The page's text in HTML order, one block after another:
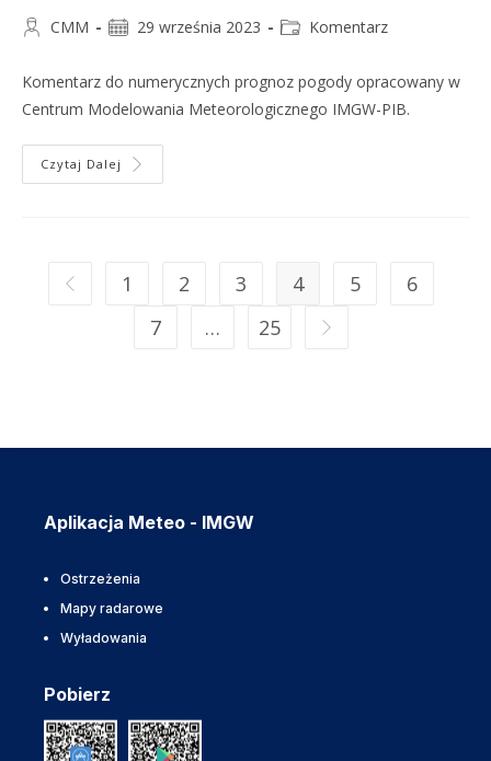
CMM 29 września 2023 Komentarz
Komentarz do numerycznych prognoz pogody opracowany w
Centrum Modelowania Meteorologicznego IMGW-PIB.
Czytaj Dalej
1 2 3 4 5
6
7
… 25
Aplikacja Meteo - IMGW
Ostrzeżenia
Mapy radarowe
Wyładowania
Pobierz